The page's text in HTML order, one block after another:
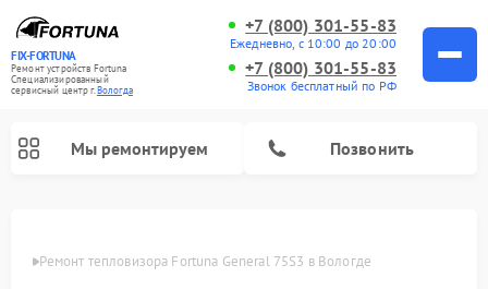
FIX-FORTUNA
Ремонт устройств Fortuna
Специализированный
cервисный центр г.Вологда
+7 (800) 301-55-83
Ежедневно, с 10:00 до 20:00
+7 (800) 301-55-83
Звонок бесплатный по РФ
Мы ремонтируем Позвонить
Ремонт тепловизора Fortuna General 75S3 в Вологде